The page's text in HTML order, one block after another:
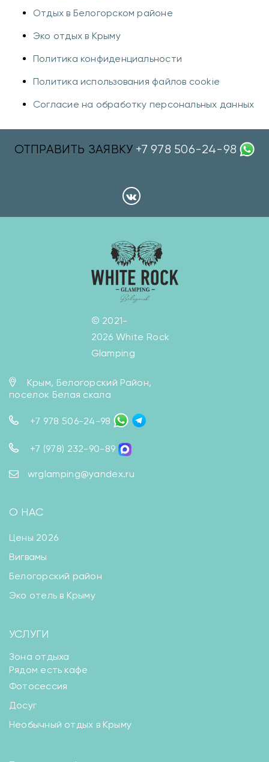
Отдых в Белогорском районе
Эко отдых в Крыму
Политика конфиденциальности
Политика использования файлов cookie
Согласие на обработку персональных данных
ОТПРАВИТЬ ЗАЯВКУ +7 978 506-24-98
© 2021-
2026 White Rock
Glamping
Крым, Белогорский Район,
поселок Белая скала
+7 978 506-24-98
+7 (978) 232-90-89
wrglamping@yandex.ru
О НАС
Цены 2026
Вигвамы
Белогорский район
Эко отель в Крыму
УСЛУГИ
Зона отдыха
Рядом есть кафе
Фотосессия
Досуг
Необычный отдых в Крыму